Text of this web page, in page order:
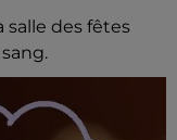
salle des fêtes